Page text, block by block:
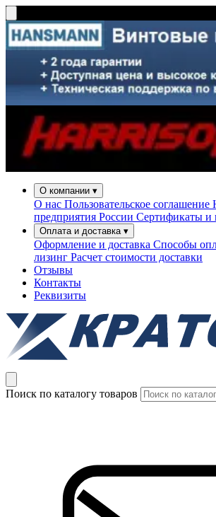
О компании ▾
О нас Пользовательское соглашение
предприятия России Сертификаты и
Оплата и доставка ▾
Оформление и доставка Способы
лизинг Расчет стоимости доставки
Отзывы
Контакты
Реквизиты
Поиск по каталогу товаров